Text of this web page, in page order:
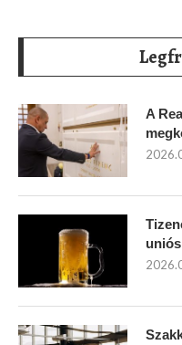
A